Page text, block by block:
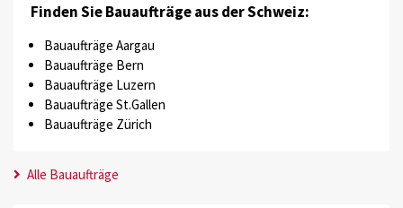
Finden Sie Bauaufträge aus der Schweiz:
Bauaufträge Aargau
Bauaufträge Bern
Bauaufträge Luzern
Bauaufträge St.Gallen
Bauaufträge Zürich
Alle Bauaufträge